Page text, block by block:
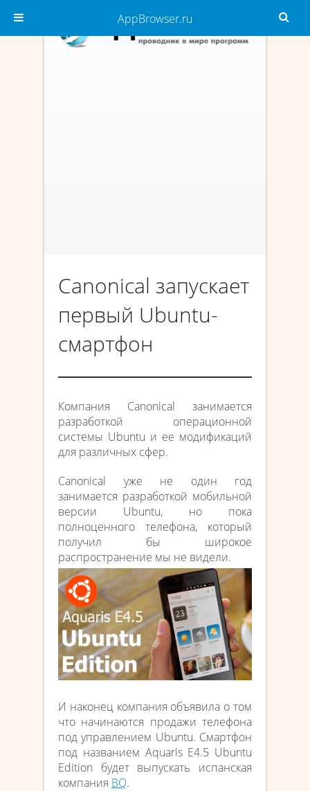
Canonical запускает
первый Ubuntu-
смартфон
Компания Canonical занимается
разработкой операционной
системы Ubuntu и ее модификаций
для различных сфер.
Canonical уже не один год
занимается разработкой мобильной
версии Ubuntu, но пока
полноценного телефона, который
получил бы широкое
распространение мы не видели.
И наконец компания объявила о том
что начинаются продажи телефона
под управлением Ubuntu. Смартфон
под названием Aquaris E4.5 Ubuntu
Edition будет выпускать испанская
компания BQ.
AppBrowser.ru